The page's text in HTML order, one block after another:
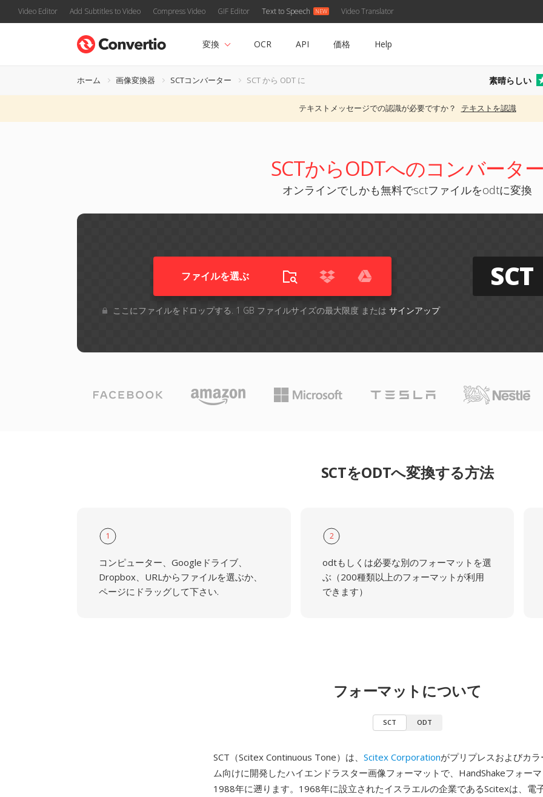
Video Editor Add Subtitles to Video Compress Video GIF Editor Text to Speech Video Translator
変換 OCR API 価格 Help
ホーム 画像変換器 SCTコンバーター SCT から ODT に 素晴らしい
テキストメッセージでの認識が必要ですか？ テキストを認識
SCTからODTへのコンバーター
オンラインでしかも無料でsctファイルをodtに変換
ファイルを選ぶ
ここにファイルをドロップする. 1 GB ファイルサイズの最大限度 または サインアップ
SCT
SCTをODTへ変換する方法
1
コンピューター、Googleドライブ、
Dropbox、URLからファイルを選ぶか、
ページにドラッグして下さい.
2
odtもしくは必要な別のフォーマットを選
ぶ（200種類以上のフォーマットが利用
できます）
フォーマットについて
SCT ODT
SCT（Scitex Continuous Tone）は、 Scitex Corporationがプリプレスおよびカ
ム向けに開発したハイエンドラスター画像フォーマットで、HandShakeフォー
1988年に遡ります。1968年に設立されたイスラエルの企業であるScitexは、電